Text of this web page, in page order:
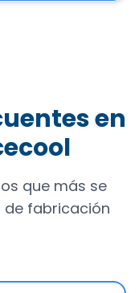
en
que más se
de fabricación